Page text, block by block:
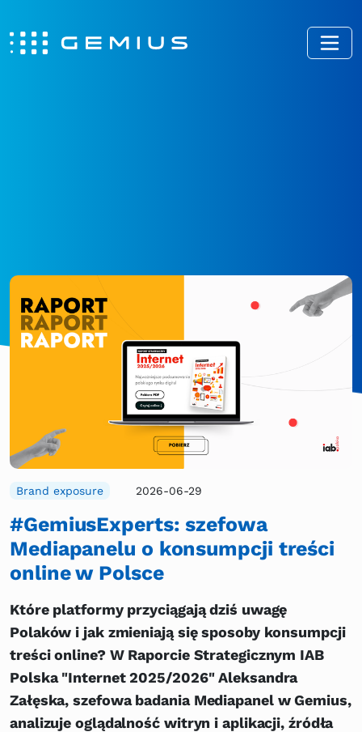
Brand exposure 2026-06-29
#GemiusExperts: szefowa
Mediapanelu o konsumpcji treści
online w Polsce
Które platformy przyciągają dziś uwagę
Polaków i jak zmieniają się sposoby konsumpcji
treści online? W Raporcie Strategicznym IAB
Polska "Internet 2025/2026" Aleksandra
Załęska, szefowa badania Mediapanel w Gemius,
analizuje oglądalność witryn i aplikacji, źródła